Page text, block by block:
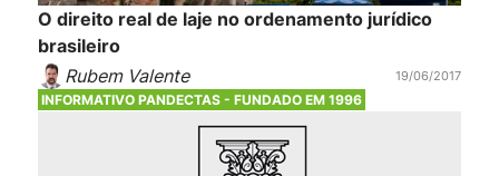
O direito real de laje no ordenamento jurídico
brasileiro
Rubem Valente
19/06/2017
INFORMATIVO PANDECTAS - FUNDADO EM 1996